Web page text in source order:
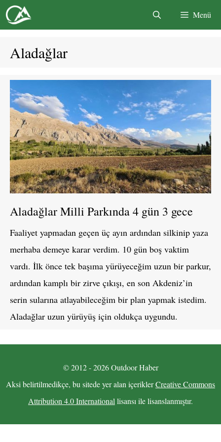
İçeriğe
atla
Menü
Aladağlar
Aladağlar Milli Parkında 4 gün 3 gece
Faaliyet yapmadan geçen üç ayın ardından silkinip yaza
merhaba demeye karar verdim. 10 gün boş vaktim
vardı. İlk önce tek başıma yürüyeceğim uzun bir parkur,
ardından kamplı bir zirve çıkışı, en son Akdeniz’in
serin sularına atlayabileceğim bir plan yapmak istedim.
Aladağlar uzun yürüyüş için oldukça uygundu.
© 2012 - 2026 Outdoor Haber
Aksi belirtilmedikçe, bu sitede yer alan içeriklerCreative Commons
Attribution 4.0 International lisansı ile lisanslanmıştır.